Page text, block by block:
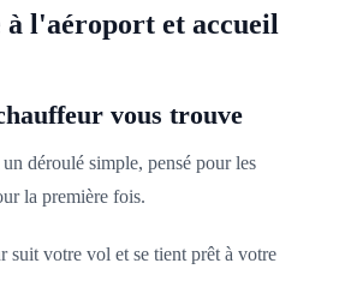
à l'aéroport et accueil
vous trouve
déroulé simple, pensé pour les
la première fois.
suit votre vol et se tient prêt à votre